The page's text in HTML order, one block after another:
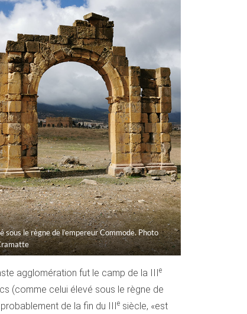
sous le règne de l’empereur Commode. Photo
agglomération fut le camp de la IIIe
(comme celui élevé sous le règne de
de la fin du IIIe siècle, «est